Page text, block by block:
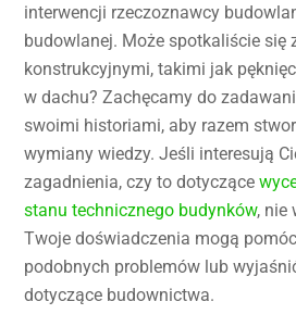
interwencji rzeczoznawcy
budowlanej. Może spotkaliście się
konstrukcyjnymi, takimi jak
w dachu? Zachęcamy do
swoimi historiami, aby razem
wymiany wiedzy. Jeśli interesują
zagadnienia, czy to dotyczące
stanu technicznego budynków, nie
Twoje doświadczenia mogą
podobnych problemów lub
dotyczące budownictwa.